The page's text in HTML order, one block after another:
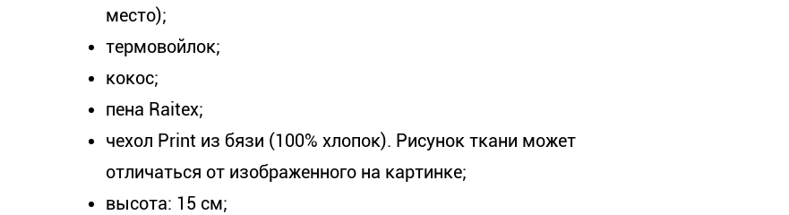
место);
термовойлок;
кокос;
пена Raitex;
чехол Print из бязи (100% хлопок). Рисунок ткани может
отличаться от изображенного на картинке;
высота: 15 см;